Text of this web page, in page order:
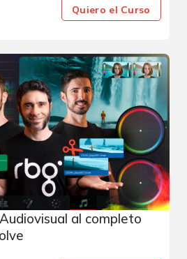
Quiero el Curso
al completo